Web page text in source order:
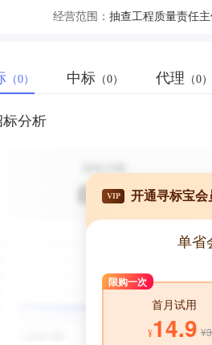
经营范围：
（0） 中标 （0） 代理 （0）
分析
VIP 开通寻标宝会
单省
限购一次
首月试用
¥14.9